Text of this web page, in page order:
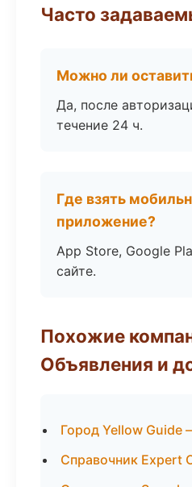
Часто
Можно ли
Да, после
течение 24 ч.
Где взять
приложение?
App Store, Google
сайте.
Похожие
Объявления и
Город Yellow Guide
Справочник Expert